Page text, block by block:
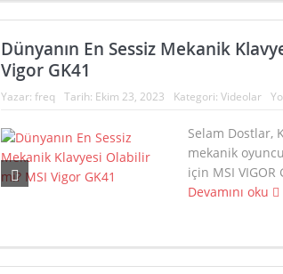
Dünyanın En Sessiz Mekanik
Vigor GK41
Yazar: freq Tarih: Ekim 23, 2023 Kategori: Videolar
Selam Dostlar,
mekanik
için MSI
Devamını oku